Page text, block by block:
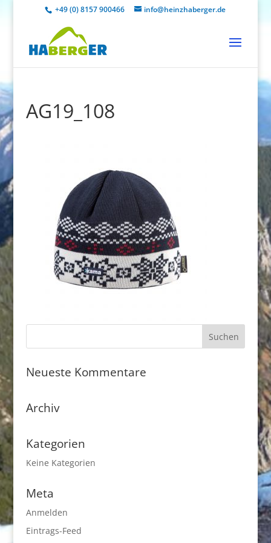
+49 (0) 8157 900466 info@heinzhaberger.de
AG19_108
Neueste Kommentare
Archiv
Kategorien
Keine Kategorien
Meta
Anmelden
Eintrags-Feed